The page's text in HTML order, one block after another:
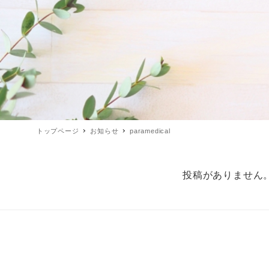
トップページ お知らせ paramedical
投稿がありません